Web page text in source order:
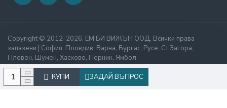
КУПИ ЗАДАЙ ВЪПРОС
Copyright © 2012-2026, ЕМ БИ ВИЖЪН ООД, Всички права
запазени | София, Пловдив, Варна, Бургас, Русе, Ст.Загора,
Плевен, Шумен, Хасково, Перник, Ямбол